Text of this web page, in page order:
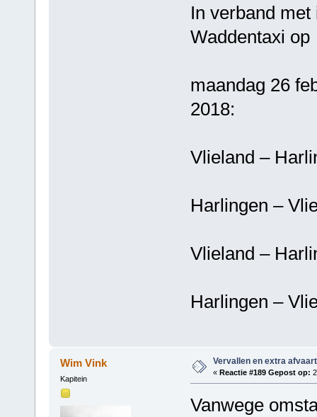
In verband
Waddentaxi op
maandag 26
2018:
Vlieland –
Harlingen –
Vlieland –
Harlingen –
Wim Vink
Kapitein
Vervallen en extra
« Reactie #189 Gepost op:
Vanwege